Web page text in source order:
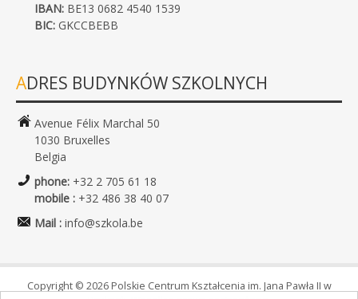
IBAN: BE13 0682 4540 1539
BIC: GKCCBEBB
ADRES BUDYNKÓW SZKOLNYCH
Avenue Félix Marchal 50
1030 Bruxelles
Belgia
phone: +32 2 705 61 18
mobile : +32 486 38 40 07
Mail : info@szkola.be
Copyright © 2026 Polskie Centrum Kształcenia im. Jana Pawła II w